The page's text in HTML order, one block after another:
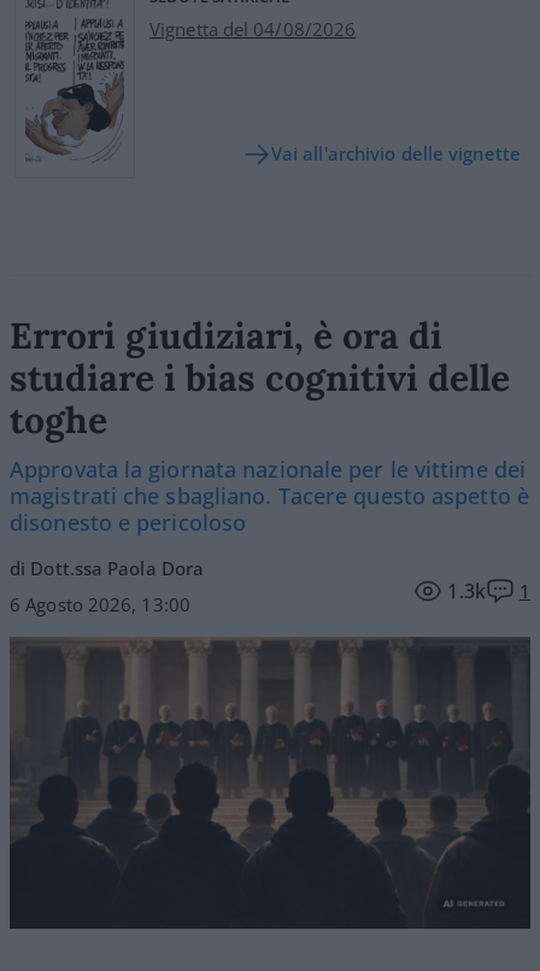
Vignetta del 04/08/2026
Vai all'archivio delle vignette
Errori giudiziari, è ora di
studiare i bias cognitivi delle
toghe
Approvata la giornata nazionale per le vittime dei
magistrati che sbagliano. Tacere questo aspetto è
disonesto e pericoloso
di Dott.ssa Paola Dora
6 Agosto 2026, 13:00
1.3k 1